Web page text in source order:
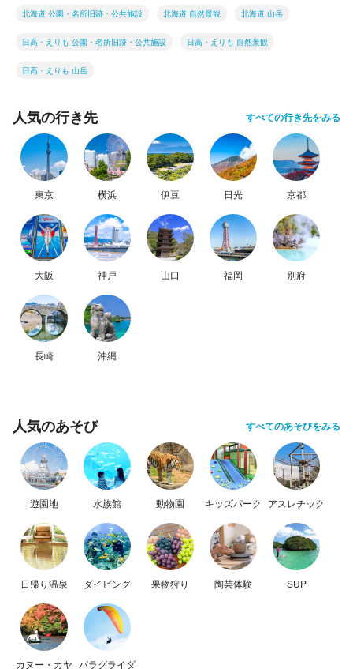
北海道 公園・名所旧跡・公共施設 北海道 自然景観 北海道 山岳
日高・えりも 公園・名所旧跡・公共施設 日高・えりも 自然景観
日高・えりも 山岳
人気の行き先 すべての行き先をみる
東京 横浜 伊豆 日光 京都
大阪 神戸 山口 福岡 別府
長崎 沖縄
人気のあそび すべてのあそびをみる
遊園地 水族館 動物園 キッズパーク アスレチック
日帰り温泉 ダイビング 果物狩り 陶芸体験 SUP
カヌー・カヤ パラグライダ